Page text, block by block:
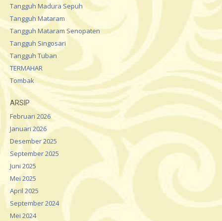
Tangguh Madura Sepuh
Tangguh Mataram
Tangguh Mataram Senopaten
Tangguh Singosari
Tangguh Tuban
TERMAHAR
Tombak
ARSIP
Februari 2026
Januari 2026
Desember 2025
September 2025
Juni 2025
Mei 2025
April 2025
September 2024
Mei 2024